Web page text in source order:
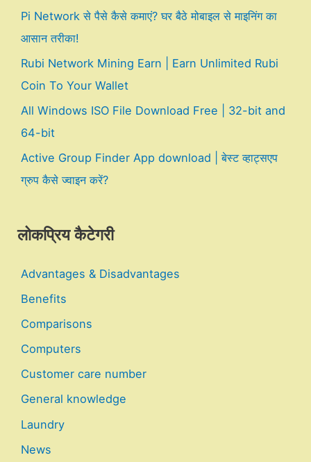
Pi Network से पैसे कैसे कमाएं? घर बैठे मोबाइल से माइनिंग का
आसान तरीका!
Rubi Network Mining Earn | Earn Unlimited Rubi
Coin To Your Wallet
All Windows ISO File Download Free | 32-bit and
64-bit
Active Group Finder App download | बेस्ट व्हाट्सएप
ग्रुप कैसे ज्वाइन करें?
लोकप्रिय कैटेगरी
Advantages & Disadvantages
Benefits
Comparisons
Computers
Customer care number
General knowledge
Laundry
News